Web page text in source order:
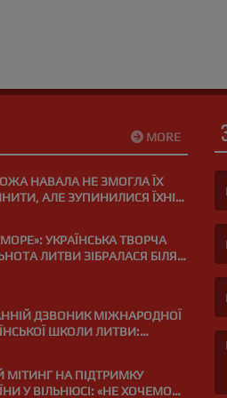
MORE
НАВАЛА НЕ ЗМОГЛА ЇХ
АЛЕ ЗУПИНИЛИСЯ ЇХНІ
УКРАЇНСЬКА ТВОРЧА
ЛИТВИ ЗІБРАЛАСЯ БІЛЯ
ДЗВОНИК МІЖНАРОДНОЇ
ШКОЛИ ЛИТВИ:
МІТИНГ НА ПІДТРИМКУ
У ВІЛЬНЮСІ: «НЕ ХОЧЕМО